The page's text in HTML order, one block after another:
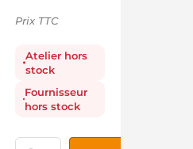
Prix TTC
Atelier hors
stock
Fournisseur
hors stock